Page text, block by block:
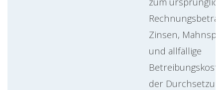
Rechnungsbetrag
Zinsen,
und allfällige
der